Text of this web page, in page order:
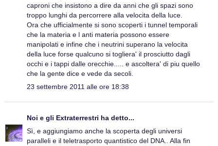
caproni che insistono a dire da anni che gli spazi sono
troppo lunghi da percorrere alla velocita della luce.
Ora che ufficialmente si sono scoperti i tunnel temporali
che la materia e l anti materia possono essere
manipolati e infine che i neutrini superano la velocita
della luce forse qualcuno si togliera' il prosciutto dagli
occhi e i tappi dalle orecchie..... e ascoltera' di piu quello
che la gente dice e vede da secoli.
23 settembre 2011 alle ore 18:38
Noi e gli Extraterrestri ha detto...
Sì, e aggiungiamo anche la scoperta degli universi
paralleli e il teletrasporto quantistico del DNA.. Alla fin